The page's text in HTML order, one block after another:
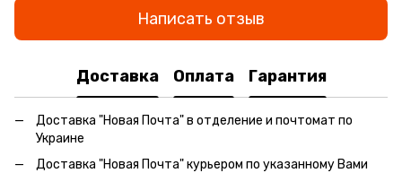
Написать отзыв
Доставка Оплата Гарантия
Доставка "Новая Почта" в отделение и почтомат по
Украине
Доставка "Новая Почта" курьером по указанному Вами